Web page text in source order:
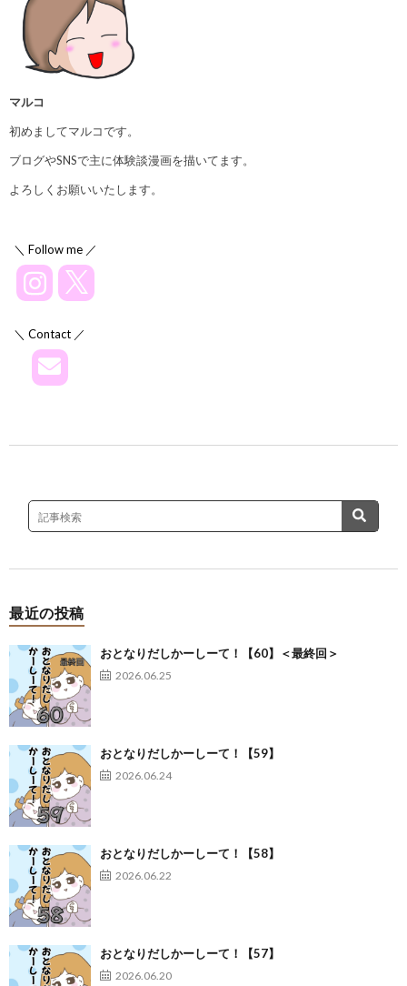
マルコ
初めましてマルコです。
ブログやSNSで主に体験談漫画を描いてます。
よろしくお願いいたします。
＼ Follow me ／
＼ Contact ／
最近の投稿
おとなりだしかーしーて！【60】＜最終回＞
2026.06.25
おとなりだしかーしーて！【59】
2026.06.24
おとなりだしかーしーて！【58】
2026.06.22
おとなりだしかーしーて！【57】
2026.06.20